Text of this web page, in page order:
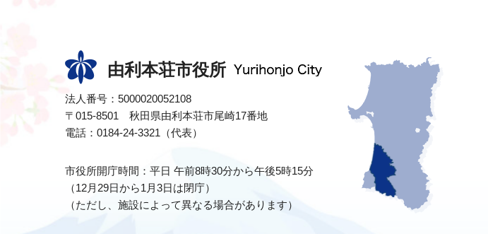
由利本荘市役所
法人番号：5000020052108
〒015-8501 秋田県由利本荘市尾崎17番地
電話：0184-24-3321（代表）
市役所開庁時間：平日 午前8時30分から午後5時15分
（12月29日から1月3日は閉庁）
（ただし、施設によって異なる場合があります）